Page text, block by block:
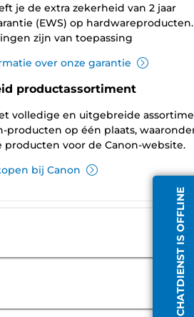
CHATDIENST IS OFFLINE
je de extra zekerheid van 2 jaar
(EWS) op hardwareproducten.
zijn van toepassing
over onze garantie
productassortiment
volledige en uitgebreide
producten op één plaats,
producten voor de Canon-website.
bij Canon